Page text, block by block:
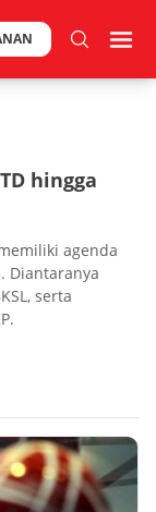
hingga
agenda
Diantaranya
serta